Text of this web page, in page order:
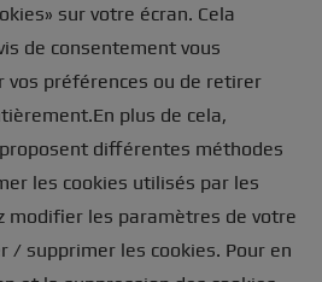
sur votre écran. Cela
de consentement vous
préférences ou de retirer
plus de cela,
différentes méthodes
les cookies utilisés par les
modifier les paramètres de votre
/ supprimer les cookies. Pour en